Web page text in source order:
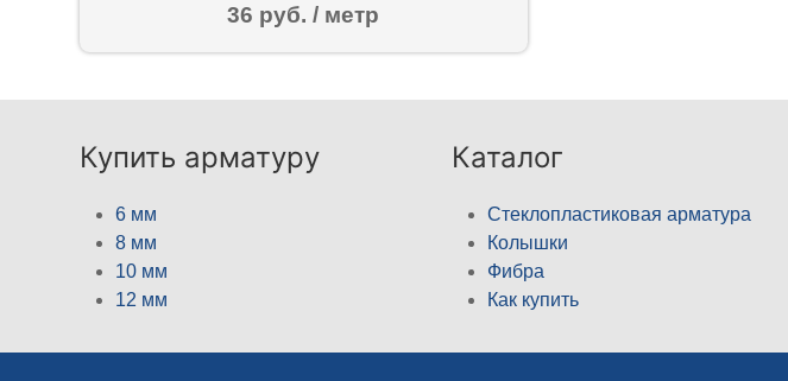
36 руб. / метр
Купить арматуру
6 мм
8 мм
10 мм
12 мм
Каталог
Стеклопластиковая арматура
Колышки
Фибра
Как купить